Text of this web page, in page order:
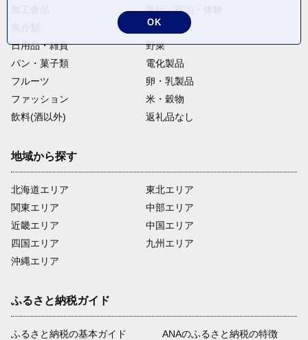
旅行・宿泊・体験
麺類
日用品・雑貨
野菜
パン・菓子類
電化製品
フルーツ
卵・乳製品
ファッション
米・穀物
飲料(酒以外)
返礼品なし
地域から探す
北海道エリア
関東エリア
近畿エリア
四国エリア
沖縄エリア
東北エリア
中部エリア
中国エリア
九州エリア
ふるさと納税ガイド
ふるさと納税の基本ガイド
ANAのふるさと納税の特徴
OK